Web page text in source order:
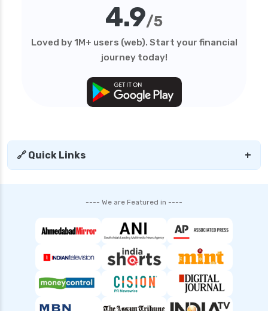
personal loan in telangana
personal loan in trichy
personal loan interest rates
sbi personal loan interest rates
shriram finance personal loan interest rate
top 10 Personal loan apps
what is a personal loan
4.9/5
Loved by 1M+ users (web). Start your financial
journey today!
🔗 Quick Links +
---- We are Featured in ----